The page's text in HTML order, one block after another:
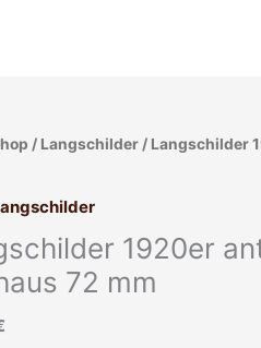
/ Langschilder / Langschilder
1920er
72 mm